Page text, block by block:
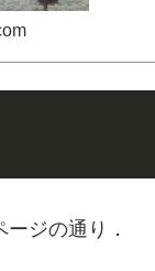
ジの通り．